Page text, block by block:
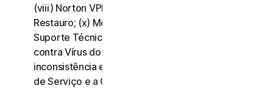
(viii) Norton VPN (ix) Serviços de Suporte de
Restauro; (x) Monitorização de Redes Sociais e (xi)
Suporte Técnico (incluindo Promessa de Proteção
contra Vírus do Norton). Em caso de conflito ou
inconsistência entre a Cláusula 2.ª – Termos Gerais
de Serviço e a Cláusula 4.ª – Termos Específicos de